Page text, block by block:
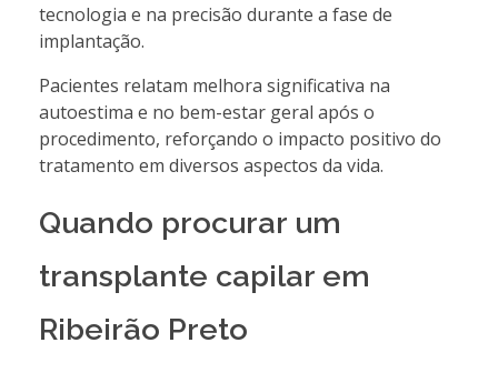
tecnologia e na precisão durante a fase de
implantação.
Pacientes relatam melhora significativa na
autoestima e no bem-estar geral após o
procedimento, reforçando o impacto positivo do
tratamento em diversos aspectos da vida.
Quando procurar um
transplante capilar em
Ribeirão Preto